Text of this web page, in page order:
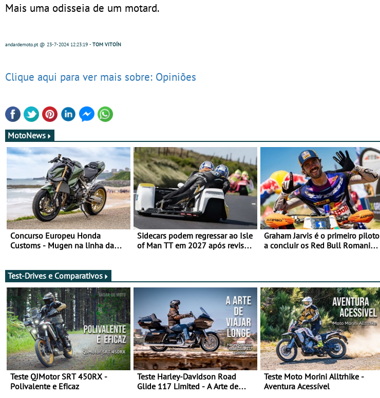
Mais uma odisseia de um motard.
andardemoto.pt@ 23-7-202412:23:19 - TOM VITOÍN
Clique aqui para ver mais sobre: Opiniões
MotoNews
Concurso Europeu Honda
Customs - Mugen na linha da
Sidecars podem regressar ao Isle
of Man TT em 2027 após revisão
Graham Jarvis é o primeiro piloto
a concluir os Red Bull Romaniacs
Test-Drives e Comparativos
Teste QJMotor SRT 450RX -
Polivalente e Eficaz
Teste Harley-Davidson Road
Glide 117 Limited - A Arte de
Teste Moto Morini Alltrhike -
Aventura Acessível